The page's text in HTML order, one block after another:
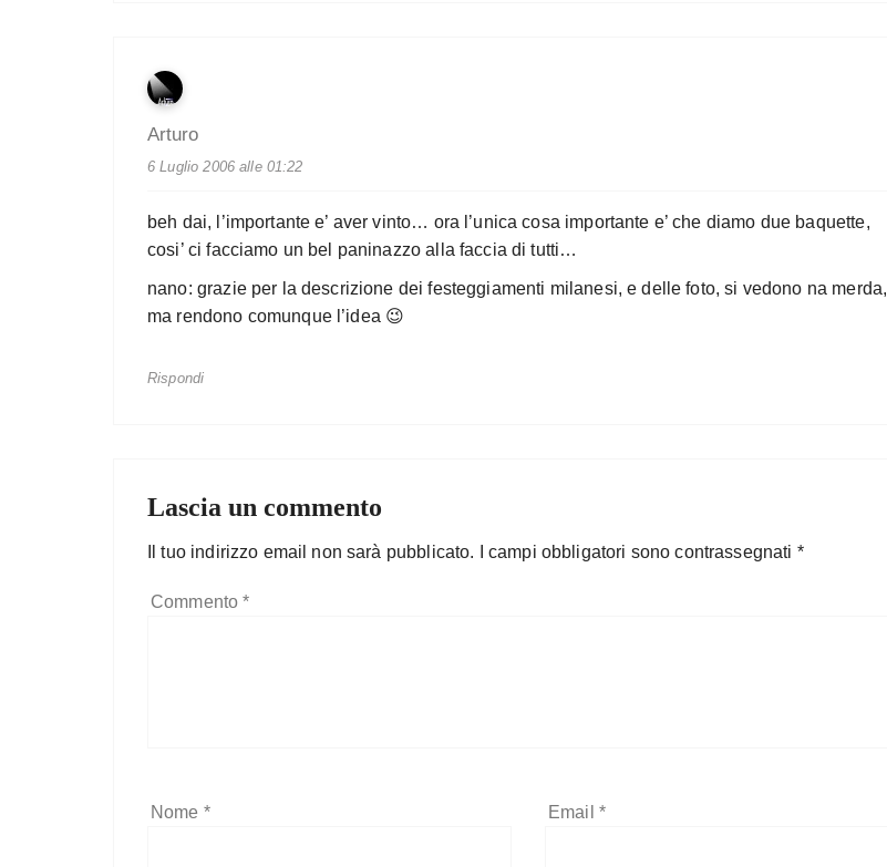
Arturo
6 Luglio 2006 alle 01:22
beh dai, l’importante e’ aver vinto… ora l’unica cosa importante e’ che diamo due baquette,
cosi’ ci facciamo un bel paninazzo alla faccia di tutti…
nano: grazie per la descrizione dei festeggiamenti milanesi, e delle foto, si vedono na merda,
ma rendono comunque l’idea 😉
Rispondi
Lascia un commento
Il tuo indirizzo email non sarà pubblicato. I campi obbligatori sono contrassegnati *
Commento*
Nome * Email *